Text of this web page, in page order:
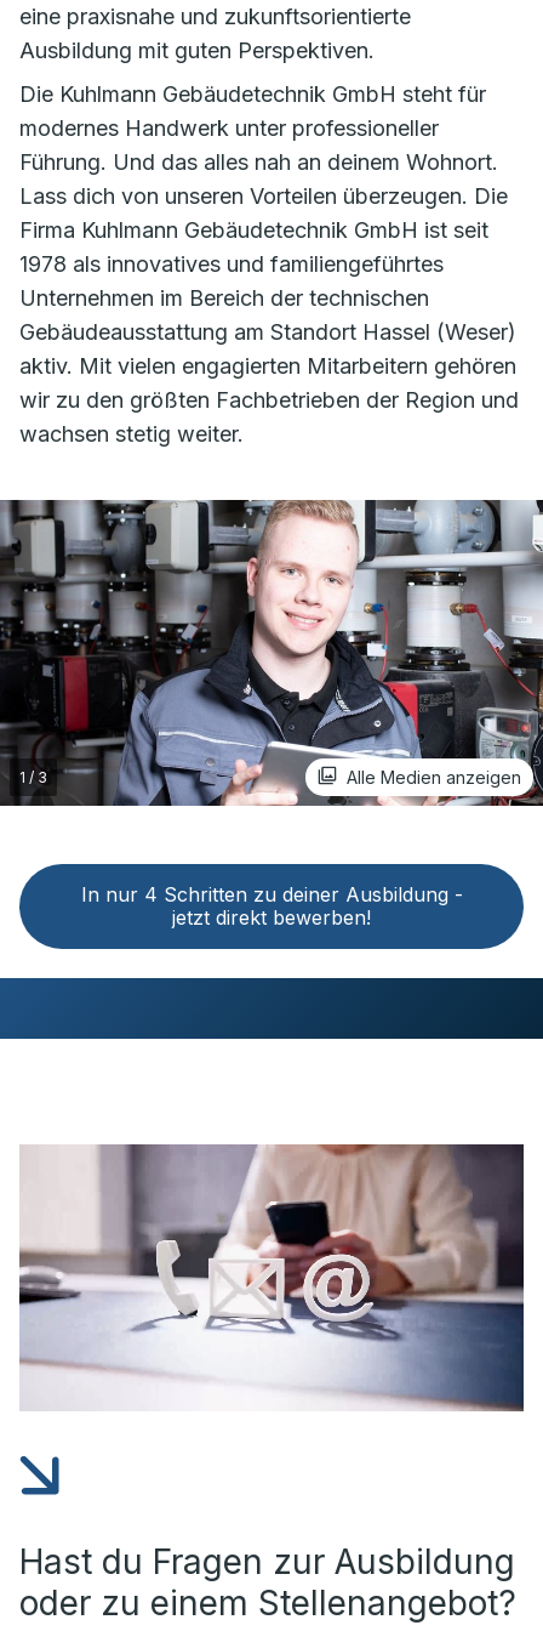
eine praxisnahe und zukunftsorientierte
Ausbildung mit guten Perspektiven.
Die Kuhlmann Gebäudetechnik GmbH steht für
modernes Handwerk unter professioneller
Führung. Und das alles nah an deinem Wohnort.
Lass dich von unseren Vorteilen überzeugen. Die
Firma Kuhlmann Gebäudetechnik GmbH ist seit
1978 als innovatives und familiengeführtes
Unternehmen im Bereich der technischen
Gebäudeausstattung am Standort Hassel (Weser)
aktiv. Mit vielen engagierten Mitarbeitern gehören
wir zu den größten Fachbetrieben der Region und
wachsen stetig weiter.
Alle Medien anzeigen
In nur 4 Schritten zu deiner Ausbildung -
jetzt direkt bewerben!
Hast du Fragen zur Ausbildung
oder zu einem Stellenangebot?